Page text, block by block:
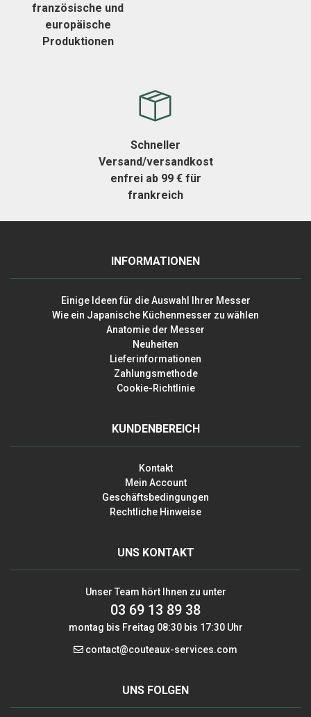
französische und
europäische
Produktionen
Schneller
Versand/versandkost
enfrei ab 99 € für
frankreich
INFORMATIONEN
Einige Ideen für die Auswahl Ihrer Messer
Wie ein Japanische Küchenmesser zu wählen
Anatomie der Messer
Neuheiten
Lieferinformationen
Zahlungsmethode
Cookie-Richtlinie
KUNDENBEREICH
Kontakt
Mein Account
Geschäftsbedingungen
Rechtliche Hinweise
UNS KONTAKT
Unser Team hört Ihnen zu unter
03 69 13 89 38
montag bis Freitag 08:30 bis 17:30 Uhr
contact@couteaux-services.com
UNS FOLGEN